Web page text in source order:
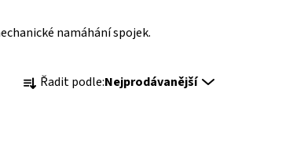
namáhání spojek.
a Řadit podle:Nejprodávanější